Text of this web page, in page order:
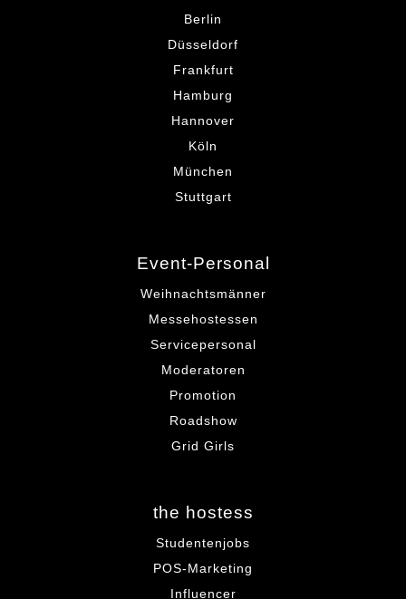
Berlin
Düsseldorf
Frankfurt
Hamburg
Hannover
Köln
München
Stuttgart
Event-Personal
Weihnachtsmänner
Messehostessen
Servicepersonal
Moderatoren
Promotion
Roadshow
Grid Girls
the hostess
Studentenjobs
POS-Marketing
Influencer